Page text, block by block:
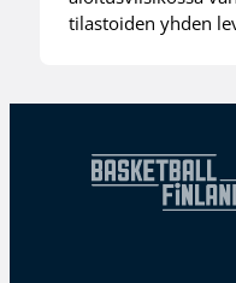
tilastoiden yhden